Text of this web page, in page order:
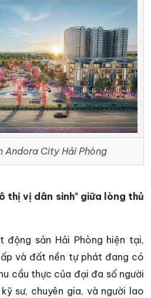
Andora City Hải Phòng
thị vị dân sinh" giữa lòng thủ
động sản Hải Phòng hiện tại,
và đất nền tự phát đang có
cầu thực của đại đa số người
sư, chuyên gia, và người lao